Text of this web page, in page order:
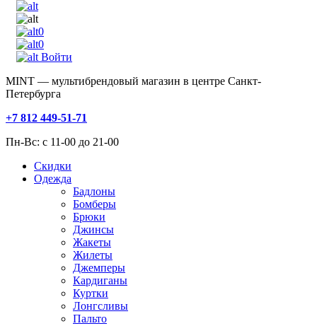
0
0
Войти
MINT — мультибрендовый магазин в центре Санкт-
Петербурга
+7 812 449-51-71
Пн-Вс: с 11-00 до 21-00
Скидки
Одежда
Бадлоны
Бомберы
Брюки
Джинсы
Жакеты
Жилеты
Джемперы
Кардиганы
Куртки
Лонгсливы
Пальто